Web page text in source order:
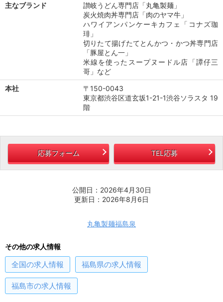
主なブランド
讃岐うどん専門店「丸亀製麺」
炭火焼肉丼専門店「肉のヤマ牛」
ハワイアンパンケーキカフェ「コナズ珈
琲」
切りたて揚げたてとんかつ・かつ丼専門店
「豚屋とん一」
米線を使ったスープヌードル店「譚仔三
哥」など
本社
〒150-0043
東京都渋谷区道玄坂1-21-1渋谷ソラスタ 19
階
応募フォーム TEL応募
公開日：2026年4月30日
更新日：2026年8月6日
丸亀製麺福島泉
その他の求人情報
全国の求人情報 福島県の求人情報
福島市の求人情報